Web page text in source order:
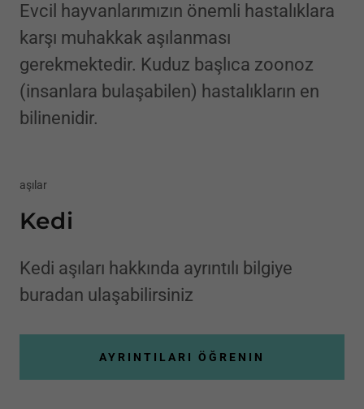
Evcil hayvanlarımızın önemli hastalıklara
karşı muhakkak aşılanması
gerekmektedir. Kuduz başlıca zoonoz
(insanlara bulaşabilen) hastalıkların en
bilinenidir.
aşılar
Kedi
Kedi aşıları hakkında ayrıntılı bilgiye
buradan ulaşabilirsiniz
AYRINTILARI ÖĞRENIN